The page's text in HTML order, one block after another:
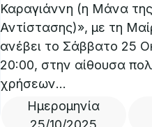
Καραγιάννη (η Μάνα της
Αντίστασης)», με τη
ανέβει το Σάββατο 25
20:00, στην αίθουσα
χρήσεων...
Ημερομηνία